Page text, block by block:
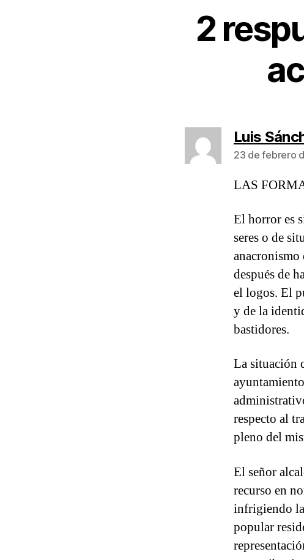
2
Luis
23 de febrero
LAS
El horror es
seres o de
anacronismo
después de
el logos. El
y de la
bastidores.
La situación
respecto al
pleno del
El señor
recurso en
infrigiendo
popular